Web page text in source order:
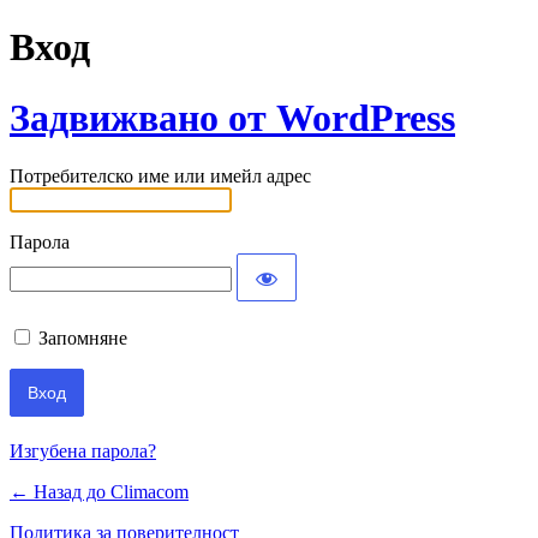
Вход
Задвижвано от WordPress
Потребителско име или имейл адрес
Парола
Запомняне
Изгубена парола?
← Назад до Climacom
Политика за поверителност